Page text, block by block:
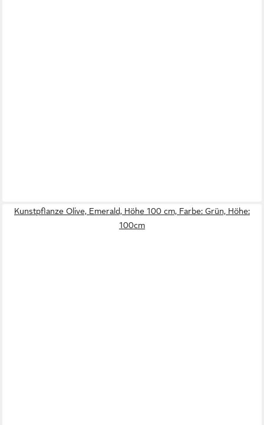
Kunstpflanze Olive, Emerald, Höhe 100 cm, Farbe: Grün, Höhe:
100cm